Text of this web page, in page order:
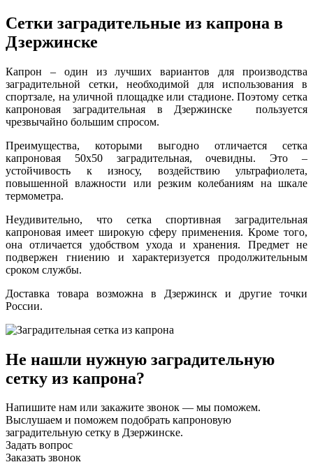
Сетки заградительные из капрона в
Дзержинске
Капрон – один из лучших вариантов для производства
заградительной сетки, необходимой для использования в
спортзале, на уличной площадке или стадионе. Поэтому сетка
капроновая заградительная
в Дзержинске пользуется
чрезвычайно большим спросом.
Преимущества, которыми выгодно отличается сетка
капроновая 50х50 заградительная, очевидны. Это –
устойчивость к износу, воздействию ультрафиолета,
повышенной влажности или резким колебаниям на шкале
термометра.
Неудивительно, что сетка спортивная заградительная
капроновая имеет широкую сферу применения. Кроме того,
она отличается удобством ухода и хранения. Предмет не
подвержен гниению и характеризуется продолжительным
сроком службы.
Доставка товара возможна в Дзержинск и другие точки
России.
Не нашли нужную заградительную
сетку из капрона?
Напишите нам или закажите звонок — мы поможем.
Выслушаем и поможем подобрать капроновую
заградительную сетку в Дзержинске.
Задать вопрос
Заказать звонок